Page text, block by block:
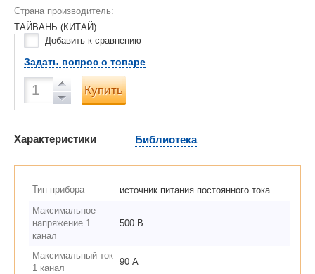
Страна производитель:
ТАЙВАНЬ (КИТАЙ)
Добавить к сравнению
Задать вопрос о товаре
Купить
Характеристики Библиотека
Тип прибора
источник питания постоянного тока
Максимальное
напряжение 1
канал
500 В
Максимальный ток
1 канал
90 А